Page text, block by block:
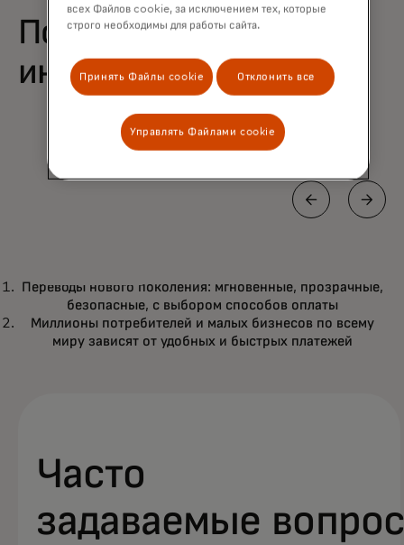
Полезная
информация
Переводы нового поколения:
мгновенные, прозрачные,
безопасные, с выбором способов
Подробнее
Переводы нового поколения: мгновенные, прозрачные,
безопасные, с выбором способов оплаты
Миллионы потребителей и малых бизнесов по всему
миру зависят от удобных и быстрых платежей
Часто
задаваемые
всех Файлов cookie, за исключением тех, которые
строго необходимы для работы сайта.
Принять Файлы cookie Отклонить все
Управлять Файлами cookie